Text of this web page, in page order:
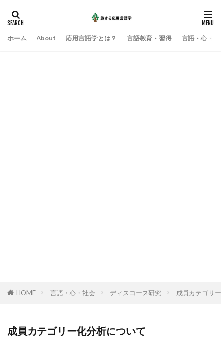
ホーム About 応用言語学とは？ 言語教育・習得 言語・心・
HOME 言語・心・社会 ディスコース研究 成員カテゴリ
成員カテゴリー化分析について